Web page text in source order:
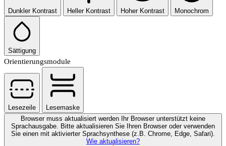
Dunkler Kontrast Heller Kontrast Hoher Kontrast Monochrom
Sättigung
Orientierungsmodule
Lesezeile
Lesemaske
Browser muss aktualisiert werden
Ihr Browser unterstützt keine
Sprachausgabe. Bitte aktualisieren Sie Ihren Browser oder verwenden
Sie einen mit aktivierter Sprachsynthese (z.B. Chrome, Edge, Safari).
Wie aktualisieren?